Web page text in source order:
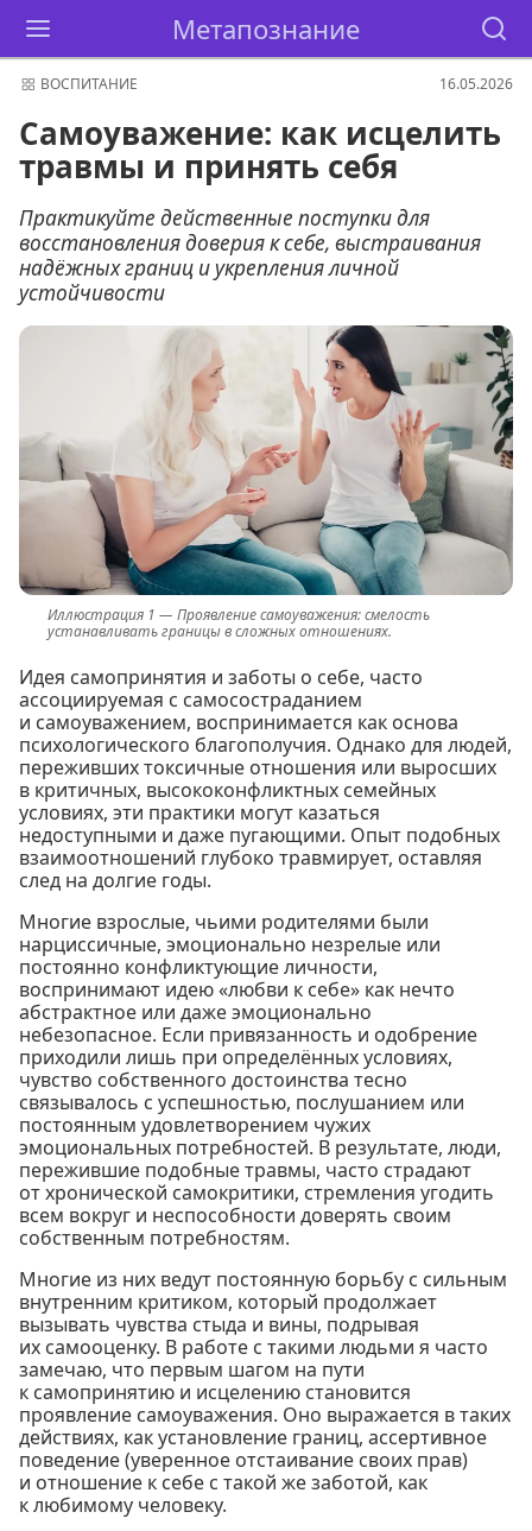
Метапознание
ВОСПИТАНИЕ 16.05.2026
Самоуважение: как исцелить
травмы и принять себя
Практикуйте действенные поступки для
восстановления доверия к себе, выстраивания
надёжных границ и укрепления личной
устойчивости
Проявление самоуважения: смелость
устанавливать границы в сложных отношениях.
Идея самопринятия и заботы о себе, часто
ассоциируемая с самосостраданием
и самоуважением, воспринимается как основа
психологического благополучия. Однако для людей,
переживших токсичные отношения или выросших
в критичных, высококонфликтных семейных
условиях, эти практики могут казаться
недоступными и даже пугающими. Опыт подобных
взаимоотношений глубоко травмирует, оставляя
след на долгие годы.
Многие взрослые, чьими родителями были
нарциссичные, эмоционально незрелые или
постоянно конфликтующие личности,
воспринимают идею «любви к себе» как нечто
абстрактное или даже эмоционально
небезопасное. Если привязанность и одобрение
приходили лишь при определённых условиях,
чувство собственного достоинства тесно
связывалось с успешностью, послушанием или
постоянным удовлетворением чужих
эмоциональных потребностей. В результате, люди,
пережившие подобные травмы, часто страдают
от хронической самокритики, стремления угодить
всем вокруг и неспособности доверять своим
собственным потребностям.
Многие из них ведут постоянную борьбу с сильным
внутренним критиком, который продолжает
вызывать чувства стыда и вины, подрывая
их самооценку. В работе с такими людьми я часто
замечаю, что первым шагом на пути
к самопринятию и исцелению становится
проявление самоуважения. Оно выражается в таких
действиях, как установление границ, ассертивное
поведение (уверенное отстаивание своих прав)
и отношение к себе с такой же заботой, как
к любимому человеку.